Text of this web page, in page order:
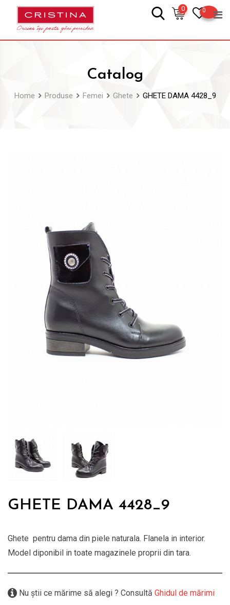
0
0
Catalog
Home Produse Femei Ghete GHETE DAMA 4428_9
GHETE DAMA 4428_9
Ghete pentru dama din piele naturala. Flanela in interior.
Model diponibil in toate magazinele proprii din tara.
Nu știi ce mărime să alegi ? Consultă Ghidul de mărimi